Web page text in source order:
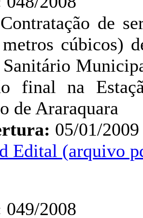
Contratação de
cúbicos)
final na
de Araraquara
05/01/2009
Edital (arquivo
049/2008